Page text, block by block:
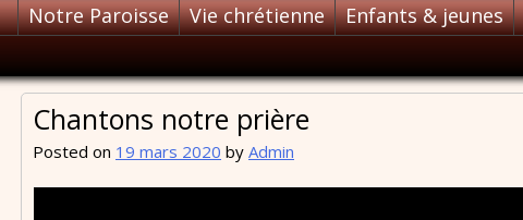
Notre Paroisse Vie chrétienne Enfants & jeunes
Chantons notre prière
Posted on 19 mars 2020 by Admin